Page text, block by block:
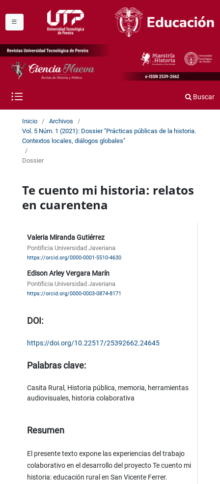
Buscar
Inicio / Archivos
/
Vol. 5 Núm. 1 (2021): Dossier "Prácticas públicas de la historia.
Contextos locales, diálogos globales"
/
Dossier
Te cuento mi historia: relatos
en cuarentena
Valeria Miranda Gutiérrez
Pontificia Universidad Javeriana
https://orcid.org/0000-0001-5510-4630
Edison Arley Vergara Marín
Pontificia Universidad Javeriana
https://orcid.org/0000-0003-0874-8171
DOI:
https://doi.org/10.22517/25392662.24645
Palabras clave:
Casita Rural, Historia pública, memoria, herramientas
audiovisuales, historia colaborativa
Resumen
El presente texto expone las experiencias del trabajo
colaborativo en el desarrollo del proyecto Te cuento mi
historia: educación rural en San Vicente Ferrer.